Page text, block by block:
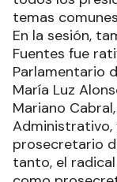
temas
En la sesión,
Fuentes fue
Parlamentario
María Luz
Mariano
Administrativo,
prosecretario
tanto, el